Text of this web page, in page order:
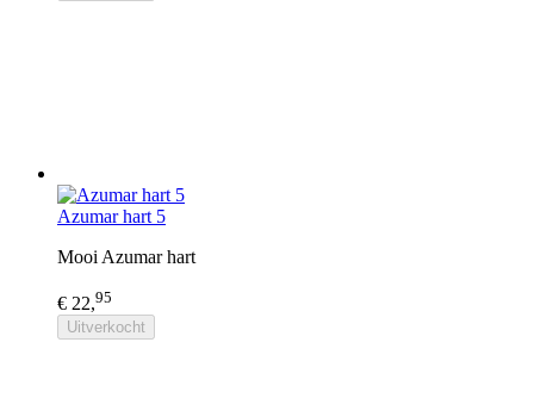
Azumar hart 5
Mooi Azumar hart
€ 22,95
Uitverkocht